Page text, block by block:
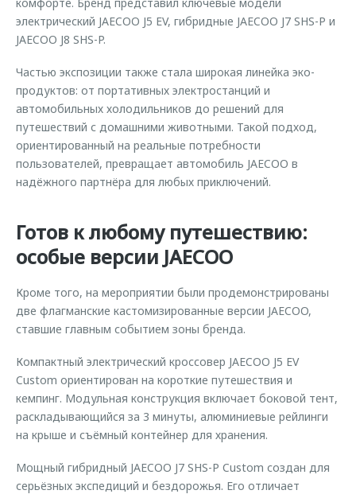
электрический JAECOO J5 EV, гибридные JAECOO J7 SHS-P и
JAECOO J8 SHS-P.
Частью экспозиции также стала широкая линейка эко-
продуктов: от портативных электростанций и
автомобильных холодильников до решений для
путешествий с домашними животными. Такой подход,
ориентированный на реальные потребности
пользователей, превращает автомобиль JAECOO в
надёжного партнёра для любых приключений.
Готов к любому путешествию:
особые версии JAECOO
Кроме того, на мероприятии были продемонстрированы
две флагманские кастомизированные версии JAECOO,
ставшие главным событием зоны бренда.
Компактный электрический кроссовер JAECOO J5 EV
Custom ориентирован на короткие путешествия и
кемпинг. Модульная конструкция включает боковой тент,
раскладывающийся за 3 минуты, алюминиевые рейлинги
на крыше и съёмный контейнер для хранения.
Мощный гибридный JAECOO J7 SHS-P Custom создан для
серьёзных экспедиций и бездорожья. Его отличает